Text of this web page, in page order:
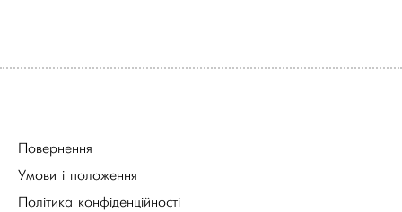
Повернення
Умови і положення
Політика конфіденційності